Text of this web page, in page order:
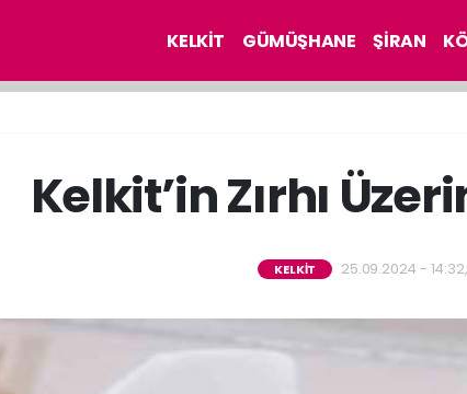
KELKİT GÜMÜŞHANE ŞİRAN
Kelkit’in Zırhı
KELKİT 25.09.2024 -